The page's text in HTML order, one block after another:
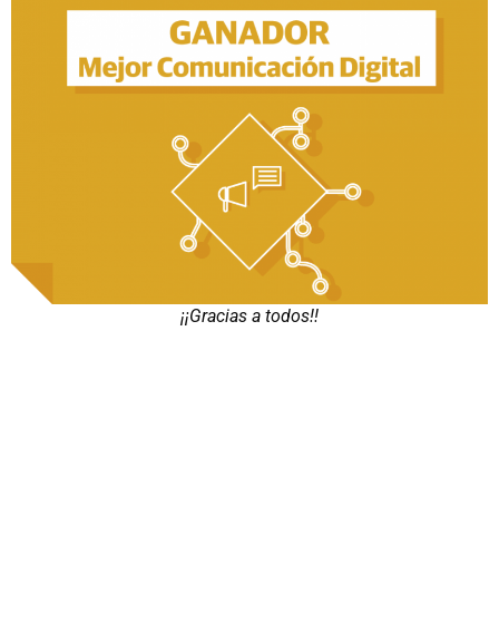
¡¡Gracias a todos!!